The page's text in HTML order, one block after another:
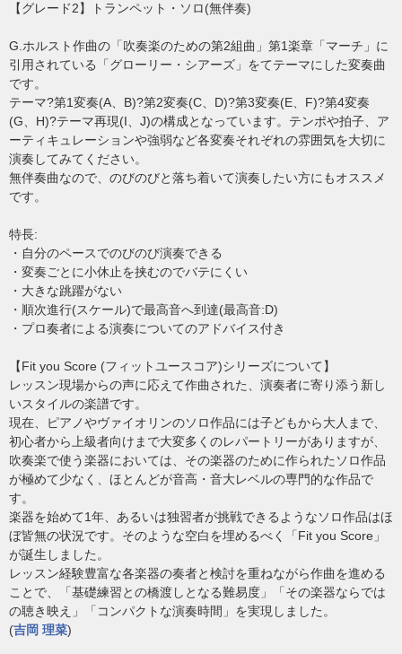
【グレード2】トランペット・ソロ(無伴奏)
G.ホルスト作曲の「吹奏楽のための第2組曲」第1楽章「マーチ」に
引用されている「グローリー・シアーズ」をてテーマにした変奏曲
です。
テーマ?第1変奏(A、B)?第2変奏(C、D)?第3変奏(E、F)?第4変奏
(G、H)?テーマ再現(I、J)の構成となっています。テンポや拍子、ア
ーティキュレーションや強弱など各変奏それぞれの雰囲気を大切に
演奏してみてください。
無伴奏曲なので、のびのびと落ち着いて演奏したい方にもオススメ
です。
特長:
・自分のペースでのびのび演奏できる
・変奏ごとに小休止を挟むのでバテにくい
・大きな跳躍がない
・順次進行(スケール)で最高音へ到達(最高音:D)
・プロ奏者による演奏についてのアドバイス付き
【Fit you Score (フィットユースコア)シリーズについて】
レッスン現場からの声に応えて作曲された、演奏者に寄り添う新し
いスタイルの楽譜です。
現在、ピアノやヴァイオリンのソロ作品には子どもから大人まで、
初心者から上級者向けまで大変多くのレパートリーがありますが、
吹奏楽で使う楽器においては、その楽器のために作られたソロ作品
が極めて少なく、ほとんどが音高・音大レベルの専門的な作品で
す。
楽器を始めて1年、あるいは独習者が挑戦できるようなソロ作品はほ
ぼ皆無の状況です。そのような空白を埋めるべく「Fit you Score」
が誕生しました。
レッスン経験豊富な各楽器の奏者と検討を重ねながら作曲を進める
ことで、「基礎練習との橋渡しとなる難易度」「その楽器ならでは
の聴き映え」「コンパクトな演奏時間」を実現しました。
(吉岡 理菜)